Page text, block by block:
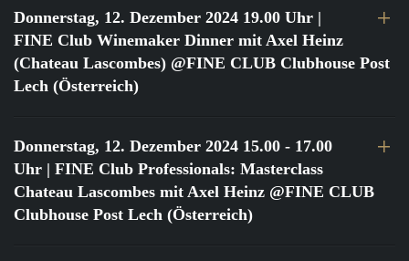
Donnerstag, 12. Dezember 2024 19.00 Uhr |
FINE Club Winemaker Dinner mit Axel Heinz
(Chateau Lascombes) @FINE CLUB Clubhouse Post
Lech (Österreich)
Donnerstag, 12. Dezember 2024 15.00 - 17.00
Uhr | FINE Club Professionals: Masterclass
Chateau Lascombes mit Axel Heinz @FINE CLUB
Clubhouse Post Lech (Österreich)